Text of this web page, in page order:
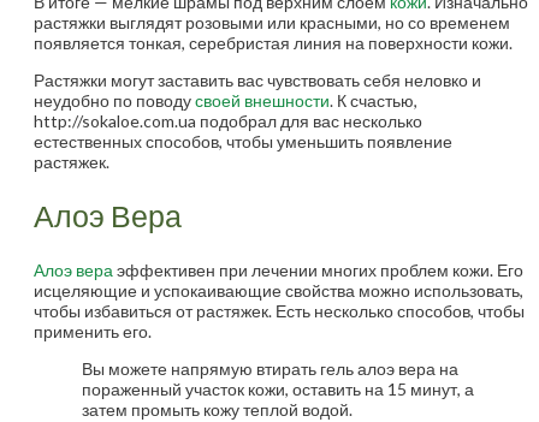
растяжки выглядят розовыми или красными, но со временем
появляется тонкая, серебристая линия на поверхности кожи.
Растяжки могут заставить вас чувствовать себя неловко и
неудобно по поводусвоей внешности. К счастью,
http://sokaloe.com.ua подобрал для вас несколько
естественных способов, чтобы уменьшить появление
растяжек.
Алоэ Вера
Алоэ вера эффективен при лечении многих проблем кожи. Его
исцеляющие и успокаивающие свойства можно использовать,
чтобы избавиться от растяжек. Есть несколько способов, чтобы
применить его.
Вы можете напрямую втирать гель алоэ вера на
пораженный участок кожи, оставить на 15 минут, а
затем промыть кожу теплой водой.